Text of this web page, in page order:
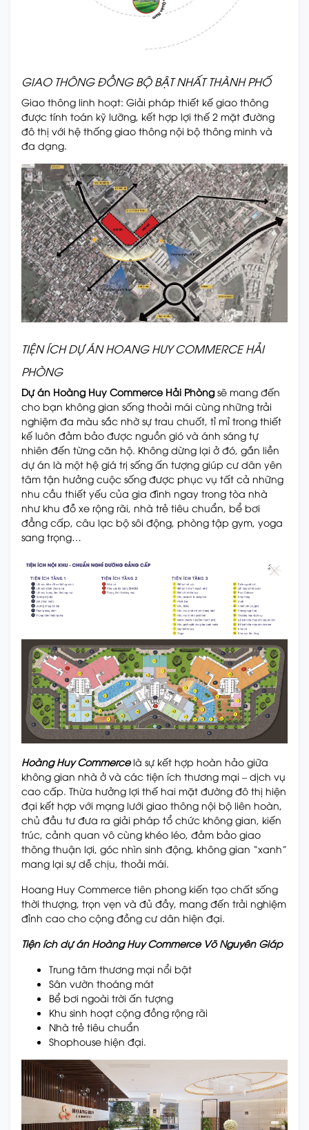
GIAO THÔNG ĐỒNG BỘ BẬT NHẤT THÀNH PHỐ
Giao thông linh hoạt: Giải pháp thiết kế giao thông
được tính toán kỹ lưỡng, kết hợp lợi thế 2 mặt đường
đô thị với hệ thống giao thông nội bộ thông minh và
đa dạng.
TIỆN ÍCH DỰ ÁN HOANG HUY COMMERCE HẢI
PHÒNG
Dự án Hoàng Huy Commerce Hải Phòng sẽ mang đến
cho bạn không gian sống thoải mái cùng những trải
nghiệm đa màu sắc nhờ sự trau chuốt, tỉ mỉ trong thiết
kế luôn đảm bảo được nguồn gió và ánh sáng tự
nhiên đến từng căn hộ. Không dừng lại ở đó, gắn liền
dự án là một hệ giá trị sống ấn tượng giúp cư dân yên
tâm tận hưởng cuộc sống được phục vụ tất cả những
nhu cầu thiết yếu của gia đình ngay trong tòa nhà
như khu đỗ xe rộng rãi, nhà trẻ tiêu chuẩn, bể bơi
đẳng cấp, câu lạc bộ sôi động, phòng tập gym, yoga
sang trọng…
Hoàng Huy Commercelà sự kết hợp hoàn hảo giữa
không gian nhà ở và các tiện ích thương mại – dịch vụ
cao cấp. Thừa hưởng lợi thế hai mặt đường đô thị hiện
đại kết hợp với mạng lưới giao thông nội bộ liên hoàn,
chủ đầu tư đưa ra giải pháp tổ chức không gian, kiến
trúc, cảnh quan vô cùng khéo léo, đảm bảo giao
thông thuận lợi, góc nhìn sinh động, không gian “xanh”
mang lại sự dễ chịu, thoải mái.
Hoang Huy Commerce tiên phong kiến tạo chất sống
thời thượng, trọn vẹn và đủ đầy, mang đến trải nghiệm
đỉnh cao cho cộng đồng cư dân hiện đại.
Tiện ích dự án Hoàng Huy Commerce Võ Nguyên Giáp
Trung tâm thương mại nổi bật
Sân vườn thoáng mát
Bể bơi ngoài trời ấn tượng
Khu sinh hoạt cộng đồng rộng rãi
Nhà trẻ tiêu chuẩn
Shophouse hiện đại.